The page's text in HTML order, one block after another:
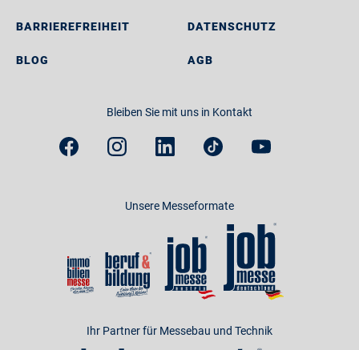
BARRIEREFREIHEIT
BLOG
DATENSCHUTZ
AGB
Bleiben Sie mit uns in Kontakt
Unsere Messeformate
Ihr Partner für Messebau und Technik